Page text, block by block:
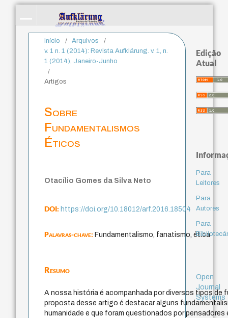
Início / Arquivos
/
v. 1 n. 1 (2014): Revista Aufklärung. v. 1, n.
1 (2014), Janeiro-Junho
/
Artigos
Sobre
Fundamentalismos
Éticos
Otacílio Gomes da Silva Neto
DOI:https://doi.org/10.18012/arf.2016.18504
Palavras-chave:Fundamentalismo, fanatismo, ética
Resumo
A nossa história é acompanhada por diversos tipos de
proposta desse artigo é destacar alguns
humanidade e que foram questionados por
Edição
Atual
Para
Leitores
Para
Autores
Para
Open
Journal
Systems